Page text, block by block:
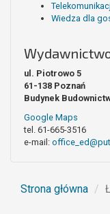
Wiedza dla
ul. Piotrowo 5
61-138 Poznań
Budynek
Google Maps
tel. 61-665-3516
e-mail:
Strona główna